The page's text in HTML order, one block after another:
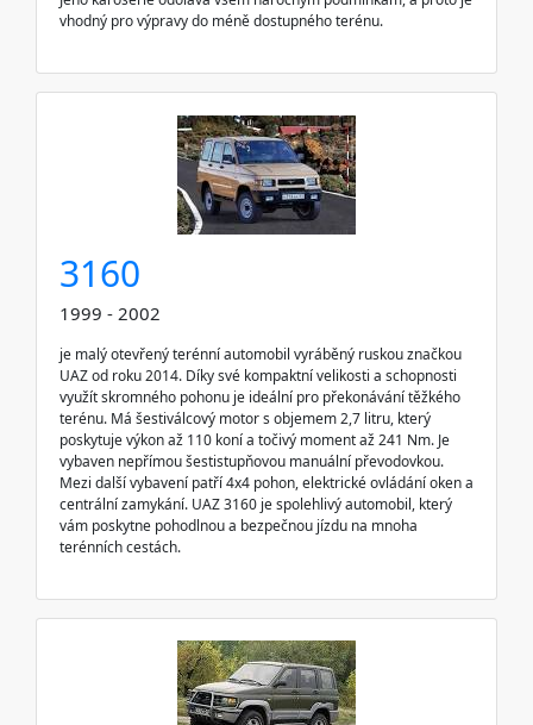
vhodný pro výpravy do méně dostupného terénu.
3160
1999 - 2002
je malý otevřený terénní automobil vyráběný ruskou značkou
UAZ od roku 2014. Díky své kompaktní velikosti a schopnosti
využít skromného pohonu je ideální pro překonávání těžkého
terénu. Má šestiválcový motor s objemem 2,7 litru, který
poskytuje výkon až 110 koní a točivý moment až 241 Nm. Je
vybaven nepřímou šestistupňovou manuální převodovkou.
Mezi další vybavení patří 4x4 pohon, elektrické ovládání oken a
centrální zamykání. UAZ 3160 je spolehlivý automobil, který
vám poskytne pohodlnou a bezpečnou jízdu na mnoha
terénních cestách.